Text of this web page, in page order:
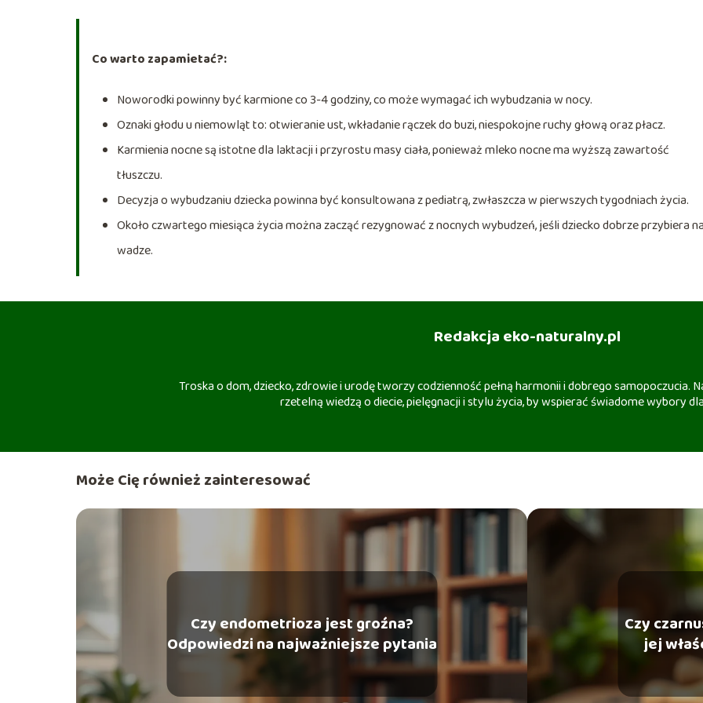
Co warto zapamietać?:
Noworodki powinny być karmione co 3-4 godziny, co może wymagać ich wybudzania w nocy.
Oznaki głodu u niemowląt to: otwieranie ust, wkładanie rączek do buzi, niespokojne ruchy głową oraz płacz.
Karmienia nocne są istotne dla laktacji i przyrostu masy ciała, ponieważ mleko nocne ma wyższą zawartość
tłuszczu.
Decyzja o wybudzaniu dziecka powinna być konsultowana z pediatrą, zwłaszcza w pierwszych tygodniach życia.
Około czwartego miesiąca życia można zacząć rezygnować z nocnych wybudzeń, jeśli dziecko dobrze przybiera
wadze.
Redakcja eko-naturalny.pl
Troska o dom, dziecko, zdrowie i urodę tworzy codzienność pełną harmonii i dobrego samopoczucia.
rzetelną wiedzą o diecie, pielęgnacji i stylu życia, by wspierać świadome wybory
Może Cię również zainteresować
Czy endometrioza jest groźna?
Odpowiedzi na najważniejsze pytania
Czy
jej